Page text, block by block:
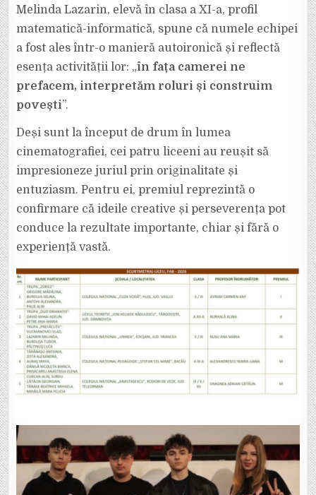
Melinda Lazarin, elevă în clasa a XI-a, profil
matematică-informatică, spune că numele echipei
a fost ales într-o manieră autoironică și reflectă
esența activității lor: „în fața camerei ne
prefacem, interpretăm roluri și construim
povești”.
Deși sunt la început de drum în lumea
cinematografiei, cei patru liceeni au reușit să
impresioneze juriul prin originalitate și
entuziasm. Pentru ei, premiul reprezintă o
confirmare că ideile creative și perseverența pot
conduce la rezultate importante, chiar și fără o
experiență vastă.